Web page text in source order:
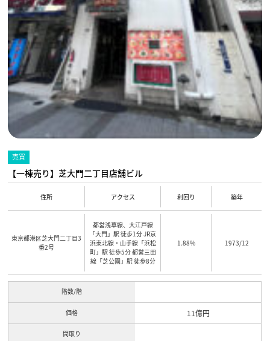
売買
【一棟売り】芝大門二丁目店舗ビル
住所 アクセス 利回り 築年
東京都港区芝大門二丁目3
番2号
都営浅草線、大江戸線
「大門」駅 徒歩1分 JR京
浜東北線・山手線「浜松
町」駅 徒歩5分 都営三田
線「芝公園」駅 徒歩8分
1.88% 1973/12
階数/階
価格
間取り
11億円